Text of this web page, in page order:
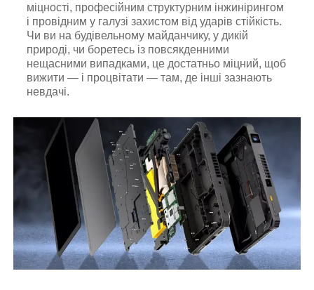
міцності, професійним структурним інжинірингом
і провідним у галузі захистом від ударів стійкість.
Чи ви на будівельному майданчику, у дикій
природі, чи боретесь із повсякденними
нещасними випадками, це достатньо міцний, щоб
вижити — і процвітати — там, де інші зазнають
невдачі.